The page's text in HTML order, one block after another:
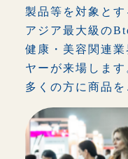
製品等を対象とす
アジア最大級の
健康・美容関連
ヤーが来場します
多くの方に商品を